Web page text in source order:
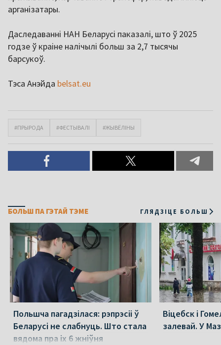
арганізатары.
Даследаванні НАН Беларусі паказалі, што ў 2025
годзе ў краіне налічылі больш за 2,7 тысячы
барсукоў.
Тэса Анэйда belsat.eu
#ПРЫРОДА #ФЕСТЫВАЛІ #ЖЫВЁЛІНЫ
БОЛЬШ ПА ГЭТАЙ ТЭМЕ ГЛЯДЗІЦЕ БОЛЬШ
Польшча пагадзілася: рэпрэсіі ў
Беларусі не слабнуць. Што стала
вядома пра іх 6 жніўня
Віцебск і
залевай. У